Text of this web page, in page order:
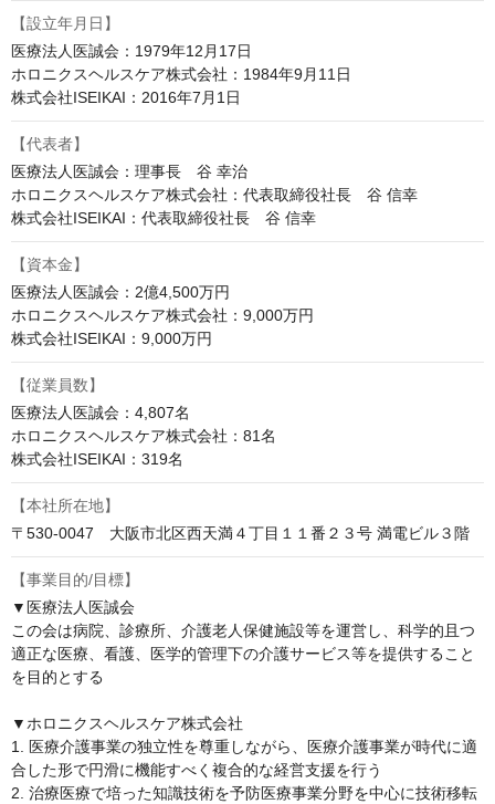
【設立年月日】
医療法人医誠会：1979年12月17日
ホロニクスヘルスケア株式会社：1984年9月11日
株式会社ISEIKAI：2016年7月1日
【代表者】
医療法人医誠会：理事長　谷 幸治
ホロニクスヘルスケア株式会社：代表取締役社長　谷 信幸
株式会社ISEIKAI：代表取締役社長　谷 信幸
【資本金】
医療法人医誠会：2億4,500万円
ホロニクスヘルスケア株式会社：9,000万円
株式会社ISEIKAI：9,000万円
【従業員数】
医療法人医誠会：4,807名
ホロニクスヘルスケア株式会社：81名
株式会社ISEIKAI：319名
【本社所在地】
〒530-0047　大阪市北区西天満４丁目１１番２３号 満電ビル３階
【事業目的/目標】
▼医療法人医誠会
この会は病院、診療所、介護老人保健施設等を運営し、科学的且つ
適正な医療、看護、医学的管理下の介護サービス等を提供すること
を目的とする
▼ホロニクスヘルスケア株式会社
1. 医療介護事業の独立性を尊重しながら、医療介護事業が時代に適
合した形で円滑に機能すべく複合的な経営支援を行う
2. 治療医療で培った知識技術を予防医療事業分野を中心に技術移転